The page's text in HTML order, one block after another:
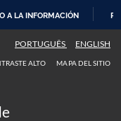
A LA INFORMACIÓN
PORTUGUÊS ENGLISH
ALTO MAPA DEL SITIO